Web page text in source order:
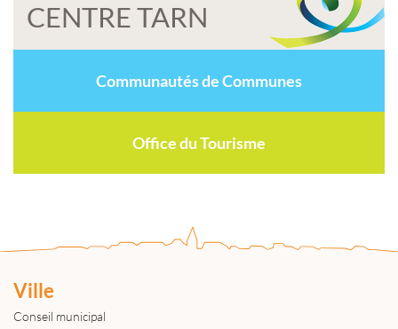
CENTRE TARN
Communautés de Communes
Office du Tourisme
Ville
Conseil municipal